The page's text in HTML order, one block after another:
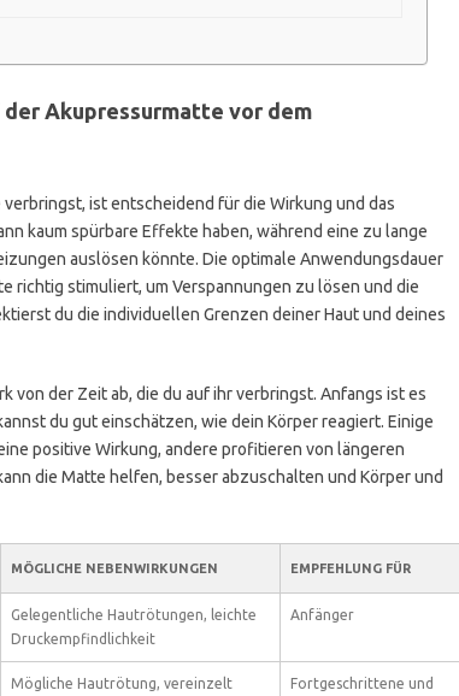
Akupressurmatte vor dem
ist entscheidend für die Wirkung und das
kaum spürbare Effekte haben, während eine zu lange
auslösen könnte. Die optimale Anwendungsdauer
richtig stimuliert, um Verspannungen zu lösen und die
du die individuellen Grenzen deiner Haut und deines
von der Zeit ab, die du auf ihr verbringst. Anfangs ist es
du gut einschätzen, wie dein Körper reagiert. Einige
positive Wirkung, andere profitieren von längeren
die Matte helfen, besser abzuschalten und Körper und
MÖGLICHE NEBENWIRKUNGEN EMPFEHLUNG FÜR
Gelegentliche Hautrötungen, leichte
Druckempfindlichkeit
Anfänger
Mögliche Hautrötung, vereinzelt
Fortgeschrittene und